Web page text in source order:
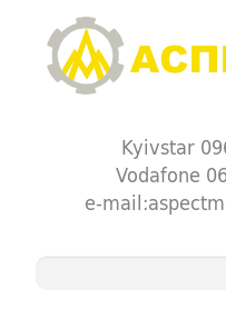
Kyivstar
Vodafone
e-